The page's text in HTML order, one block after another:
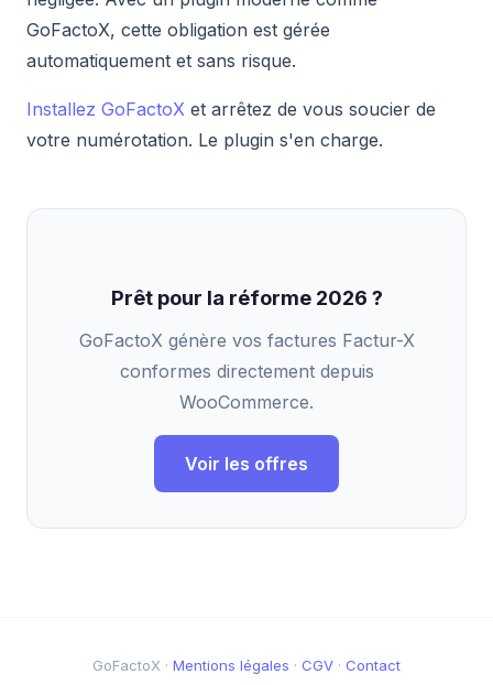
GoFactoX, cette obligation est gérée
automatiquement et sans risque.
Installez GoFactoX et arrêtez de vous soucier de
votre numérotation. Le plugin s'en charge.
Prêt pour la réforme 2026 ?
GoFactoX génère vos factures Factur-X
conformes directement depuis
WooCommerce.
Voir les offres
GoFactoX · Mentions légales · CGV · Contact